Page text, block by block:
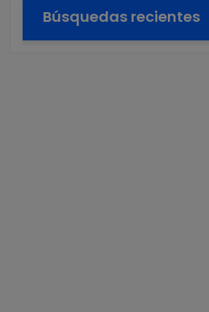
Búsquedas recientes